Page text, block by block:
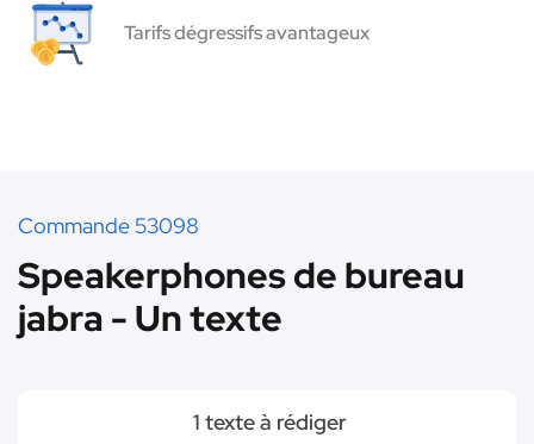
Tarifs dégressifs avantageux
Commande 53098
Speakerphones de bureau
jabra - Un texte
1 texte à rédiger